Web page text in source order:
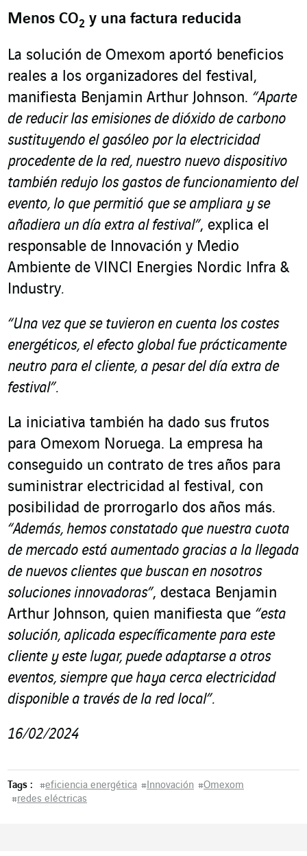
Menos CO2 y una factura reducida
La solución de Omexom aportó beneficios
reales a los organizadores del festival,
manifiesta Benjamin Arthur Johnson. “Aparte
de reducir las emisiones de dióxido de carbono
sustituyendo el gasóleo por la electricidad
procedente de la red, nuestro nuevo dispositivo
también redujo los gastos de funcionamiento del
evento, lo que permitió que se ampliara y se
añadiera un día extra al festival”, explica el
responsable de Innovación y Medio
Ambiente de VINCI Energies Nordic Infra &
Industry.
“Una vez que se tuvieron en cuenta los costes
energéticos, el efecto global fue prácticamente
neutro para el cliente, a pesar del día extra de
festival”.
La iniciativa también ha dado sus frutos
para Omexom Noruega. La empresa ha
conseguido un contrato de tres años para
suministrar electricidad al festival, con
posibilidad de prorrogarlo dos años más.
“Además, hemos constatado que nuestra cuota
de mercado está aumentado gracias a la llegada
de nuevos clientes que buscan en nosotros
soluciones innovadoras”, destaca Benjamin
Arthur Johnson, quien manifiesta que “esta
solución, aplicada específicamente para este
cliente y este lugar, puede adaptarse a otros
eventos, siempre que haya cerca electricidad
disponible a través de la red local”.
16/02/2024
Tags : #eficiencia energética #Innovación #Omexom
#redes eléctricas